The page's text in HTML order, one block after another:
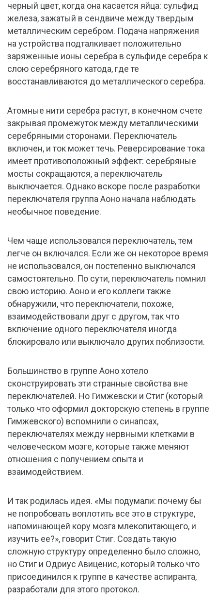
черный цвет, когда она касается яйца: сульфид
железа, зажатый в сендвиче между твердым
металлическим серебром. Подача напряжения
на устройства подталкивает положительно
заряженные ионы серебра в сульфиде серебра к
слою серебряного катода, где те
восстанавливаются до металлического серебра.
Атомные нити серебра растут, в конечном счете
закрывая промежуток между металлическими
серебряными сторонами. Переключатель
включен, и ток может течь. Реверсирование тока
имеет противоположный эффект: серебряные
мосты сокращаются, а переключатель
выключается. Однако вскоре после разработки
переключателя группа Аоно начала наблюдать
необычное поведение.
Чем чаще использовался переключатель, тем
легче он включался. Если же он некоторое время
не использовался, он постепенно выключался
самостоятельно. По сути, переключатель помнил
свою историю. Аоно и его коллеги также
обнаружили, что переключатели, похоже,
взаимодействовали друг с другом, так что
включение одного переключателя иногда
блокировало или выключало других поблизости.
Большинство в группе Аоно хотело
сконструировать эти странные свойства вне
переключателей. Но Гимжевски и Стиг (который
только что оформил докторскую степень в группе
Гимжевского) вспомнили о синапсах,
переключателях между нервными клетками в
человеческом мозге, которые также меняют
отношения с получением опыта и
взаимодействием.
И так родилась идея. «Мы подумали: почему бы
не попробовать воплотить все это в структуре,
напоминающей кору мозга млекопитающего, и
изучить ее?», говорит Стиг. Создать такую
сложную структуру определенно было сложно,
но Стиг и Одриус Авиценис, который только что
присоединился к группе в качестве аспиранта,
разработали для этого протокол.